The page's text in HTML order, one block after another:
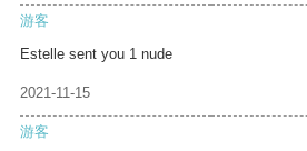
游客
Estelle sent you 1 nude
2021-11-15
游客